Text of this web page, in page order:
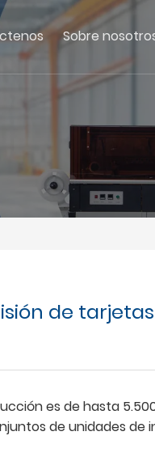
Sobre
de
es de hasta
de unidades de